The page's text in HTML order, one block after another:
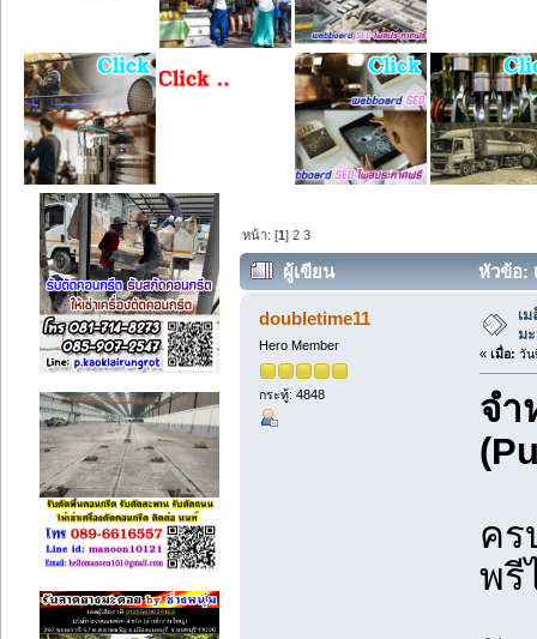
หน้า: [1]2 3
ผู้เขียน หัวข้อ:
doubletime11
Hero Member
กระทู้: 4848
เ
ม
« เมื่อ: วัน
จ
คร
พรี